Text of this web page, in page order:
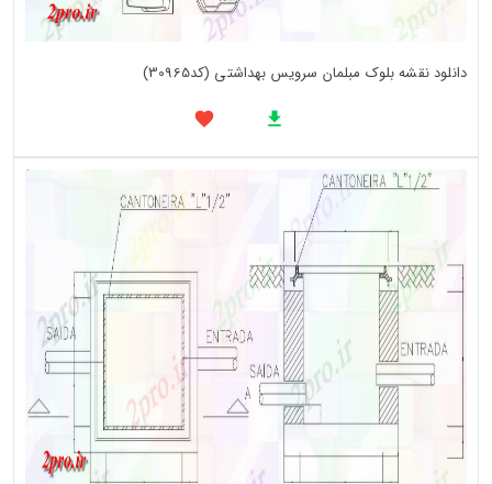
دانلود نقشه بلوک مبلمان سرویس بهداشتی (کد30965)